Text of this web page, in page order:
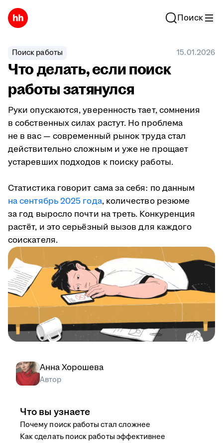
Поиск
Поиск работы 15.01.2026
Что делать, если поиск
работы затянулся
Руки опускаются, уверенность тает, сомнения
в собственных силах растут. Но проблема
не в вас — современный рынок труда стал
действительно сложным и уже не прощает
устаревших подходов к поиску работы.
Статистика говорит сама за себя: по данным
на сентябрь 2025 года, количество резюме
за год выросло почти на треть. Конкуренция
растёт, и это серьёзный вызов для каждого
соискателя.
Анна Хорошева
Автор
Что вы узнаете
Почему поиск работы стал сложнее
Как сделать поиск работы эффективнее